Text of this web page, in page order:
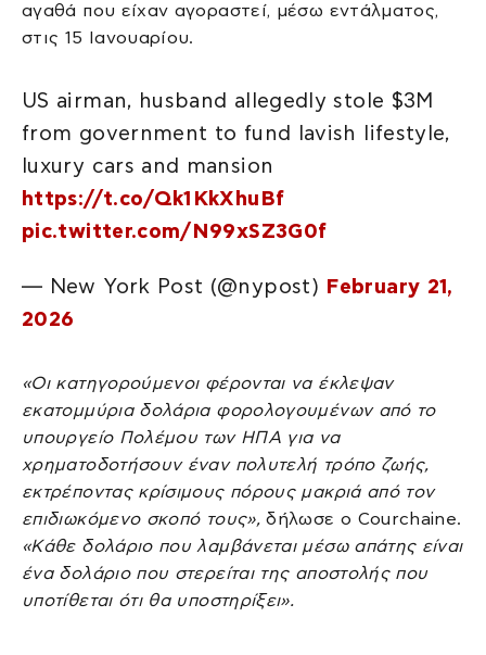
αγαθά που είχαν αγοραστεί, μέσω εντάλματος,
στις 15 Ιανουαρίου.
US airman, husband allegedly stole $3M
from government to fund lavish lifestyle,
luxury cars and mansion
https://t.co/Qk1KkXhuBf
pic.twitter.com/N99xSZ3G0f
— New York Post (@nypost) February 21,
2026
«Οι κατηγορούμενοι φέρονται να έκλεψαν
εκατομμύρια δολάρια φορολογουμένων από το
υπουργείο Πολέμου των ΗΠΑ για να
χρηματοδοτήσουν έναν πολυτελή τρόπο ζωής,
εκτρέποντας κρίσιμους πόρους μακριά από τον
επιδιωκόμενο σκοπό τους», δήλωσε ο Courchaine.
«Κάθε δολάριο που λαμβάνεται μέσω απάτης είναι
ένα δολάριο που στερείται της αποστολής που
υποτίθεται ότι θα υποστηρίξει».